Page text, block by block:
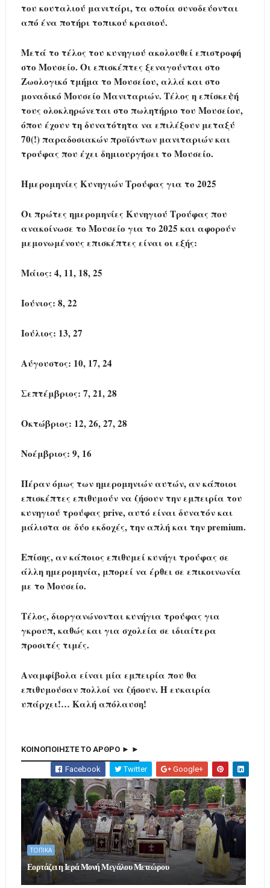
του κουταλιού μανιτάρι, τα οποία συνοδεύονται
από ένα ποτήρι τοπικού κρασιού.
Μετά το τέλος του κυνηγιού ακολουθεί επιστροφή
στο Μουσείο. Οι επισκέπτες ξεναγούνται στο
Ζωολογικό τμήμα το Μουσείου, αλλά και στο
μοναδικό Μουσείο Μανιταριών. Τέλος η επίσκεψή
τους ολοκληρώνεται στο πωλητήριο του Μουσείου,
όπου έχουν τη δυνατότητα να επιλέξουν μεταξύ
70(!) παραδοσιακών προϊόντων μανιταριών και
τρούφας που έχει δημιουργήσει το Μουσείο.
Ημερομηνίες Κυνηγιών Τρούφας για το 2025
Οι πρώτες ημερομηνίες Κυνηγιού Τρούφας που
ανακοίνωσε το Μουσείο για το 2025 και αφορούν
μεμονωμένους επισκέπτες είναι οι εξής:
Μάιος: 4, 11, 18, 25
Ιούνιος: 8, 22
Ιούλιος: 13, 27
Αύγουστος: 10, 17, 24
Σεπτέμβριος: 7, 21, 28
Οκτώβριος: 12, 26, 27, 28
Νοέμβριος: 9, 16
Πέραν όμως των ημερομηνιών αυτών, αν κάποιοι
επισκέπτες επιθυμούν να ζήσουν την εμπειρία του
κυνηγιού τρούφας prive, αυτό είναι δυνατόν και
μάλιστα σε δύο εκδοχές, την απλή και την premium.
Επίσης, αν κάποιος επιθυμεί κυνήγι τρούφας σε
άλλη ημερομηνία, μπορεί να έρθει σε επικοινωνία
με το Μουσείο.
Τέλος, διοργανώνονται κυνήγια τρούφας για
γκρουπ, καθώς και για σχολεία σε ιδιαίτερα
προσιτές τιμές.
Αναμφίβολα είναι μία εμπειρία που θα
επιθυμούσαν πολλοί να ζήσουν. Η ευκαιρία
υπάρχει!… Καλή απόλαυση!
ΚΟΙΝΟΠΟΙΗΣΤΕ ΤΟ ΑΡΘΡΟ ► ►
Facebook Twitter Google+
ΤΟΠΙΚΑ
Εορτάζει η Ιερά Μονή Μεγάλου Μετεώρου